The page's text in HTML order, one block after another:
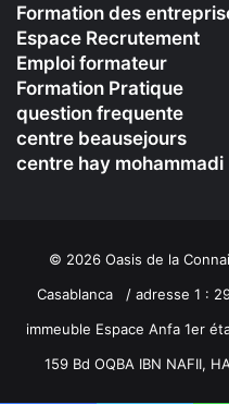
Formation des
Espace Recrutement
Emploi formateur
Formation Pratique
question frequente
centre beausejours
centre hay mohammadi
© 2026 Oasis de la
Casablanca / adresse 1 :
immeuble Espace Anfa 1er
159 Bd OQBA IBN NAFII,